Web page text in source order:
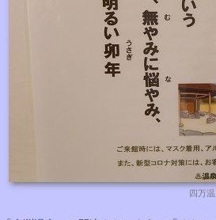
四万